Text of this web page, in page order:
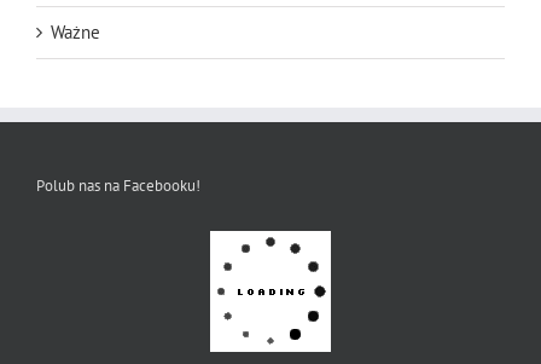
Ważne
Polub nas na Facebooku!